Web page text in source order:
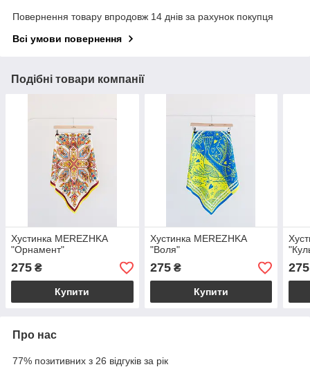
Повернення товару впродовж 14 днів за рахунок покупця
Всі умови повернення
Подібні товари компанії
Хустинка MEREZHKA
"Орнамент"
275 ₴
Купити
Хустинка MEREZHKA
"Воля"
275₴
Купити
275
Про нас
77% позитивних з 26 відгуків за рік